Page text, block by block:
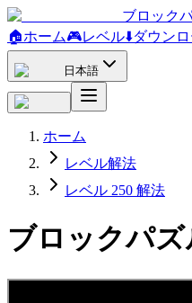
ブロック
🏠ホーム🎮レベル⬇️ダウン
日本語
ホーム
レベル解法
レベル 250 解法
ブロックパ